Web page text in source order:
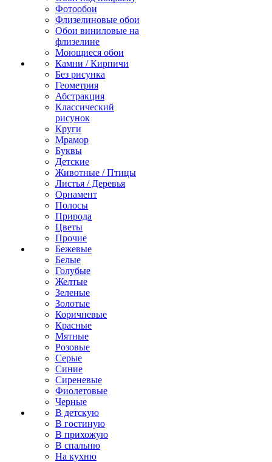
Фотообои
Флизелиновые обои
Обои виниловые на
флизелине
Моющиеся обои
Камни / Кирпичи
Без рисунка
Геометрия
Абстракция
Классический
рисунок
Круги
Мрамор
Буквы
Детские
Животные / Птицы
Листья / Деревья
Орнамент
Полосы
Природа
Цветы
Прочие
Бежевые
Белые
Голубые
Желтые
Зеленые
Золотые
Коричневые
Красные
Мятные
Розовые
Серые
Синие
Сиреневые
Фиолетовые
Черные
В детскую
В гостиную
В прихожую
В спальню
На кухню